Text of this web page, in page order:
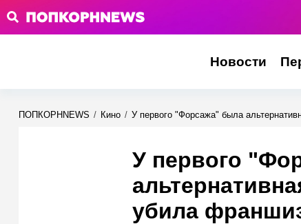
Новости
ПОПКОРНNEWS / Кино / У первого "Форсажа" была
У первого
убила